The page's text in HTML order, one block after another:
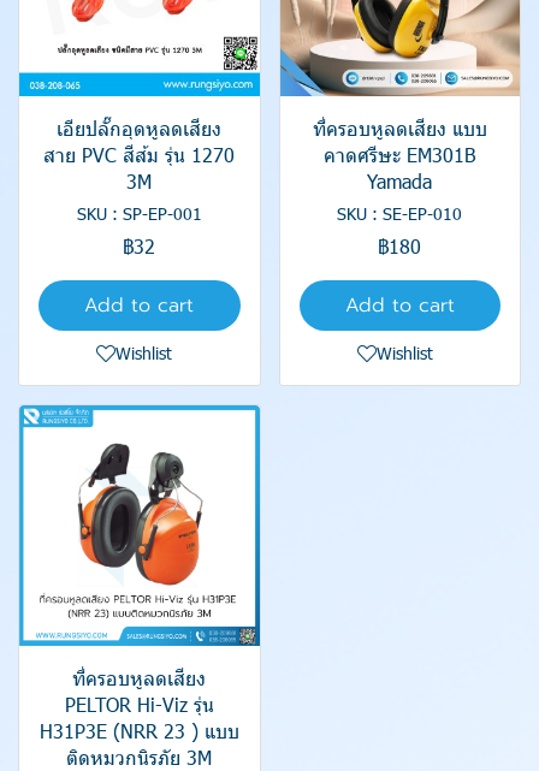
เอียปลั๊กอุดหูลดเสียง
สาย PVC สีส้ม รุ่น 1270
3M
SKU : SP-EP-001
฿32
Add to cart
Wishlist
ที่ครอบหูลดเสียง แบบ
คาดศรีษะ EM301B
Yamada
SKU : SE-EP-010
฿180
Add to cart
Wishlist
ที่ครอบหูลดเสียง
PELTOR Hi-Viz รุ่น
H31P3E (NRR 23 ) แบบ
ติดหมวกนิรภัย 3M